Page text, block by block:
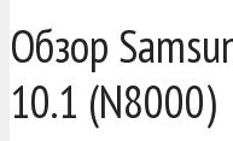
Обзор
10.1 (N8000)